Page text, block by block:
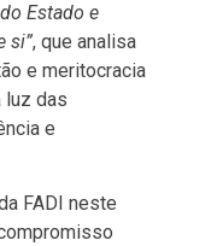
Estado e
si”, que analisa
e meritocracia
luz das
e
FADI neste